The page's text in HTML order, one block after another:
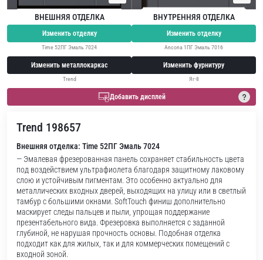
ВНЕШНЯЯ ОТДЕЛКА
Изменить отделку
Time 52ПГ Эмаль 7024
Изменить металлокаркас
Trend
ВНУТРЕННЯЯ ОТДЕЛКА
Изменить отделку
Ancona 1ПГ Эмаль 7016
Изменить фурнитуру
Яг-8
Добавить дисплей
Trend 198657
Внешняя отделка: Time 52ПГ Эмаль 7024
— Эмалевая фрезерованная панель сохраняет стабильность цвета
под воздействием ультрафиолета благодаря защитному лаковому
слою и устойчивым пигментам. Это особенно актуально для
металлических входных дверей, выходящих на улицу или в светлый
тамбур с большими окнами. SoftTouch финиш дополнительно
маскирует следы пальцев и пыли, упрощая поддержание
презентабельного вида. Фрезеровка выполняется с заданной
глубиной, не нарушая прочность основы. Подобная отделка
подходит как для жилых, так и для коммерческих помещений с
входной зоной.